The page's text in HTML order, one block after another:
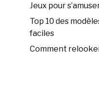
Jeux pour
Top 10 des
faciles
Comment